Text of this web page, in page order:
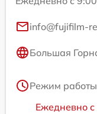
info@fujifilm-
Большая
Режим
Ежедневно